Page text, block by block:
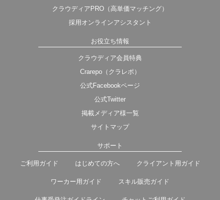
クラウディアPRO（高単価マッチング）
採用オンラインアシスタント
お役立ち情報
クラウディア会員特典
Crarepo（クラレポ）
公式Facebookページ
公式Twitter
掲載メディア様一覧
サイトマップ
サポート
ご利用ガイド はじめての方へ クライアント用ガイド
ワーカー用ガイド スキル販売ガイド